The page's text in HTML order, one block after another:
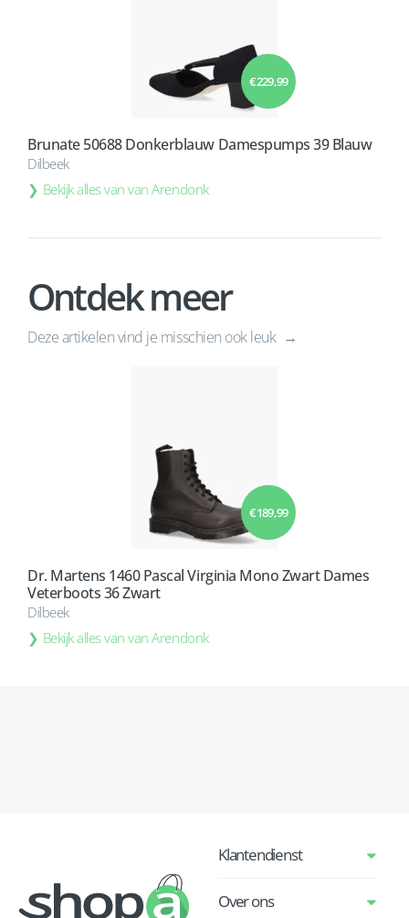
€ 229,99
Brunate 50688 Donkerblauw Damespumps 39 Blauw
Dilbeek
Bekijk alles van van Arendonk
€ 189,99
Dr. Martens 1460 Pascal Virginia Mono Zwart Dames
Veterboots 36 Zwart
Dilbeek
Bekijk alles van van Arendonk
Ontdek meer
Deze artikelen vind je misschien ook leuk
Klantendienst
Over ons